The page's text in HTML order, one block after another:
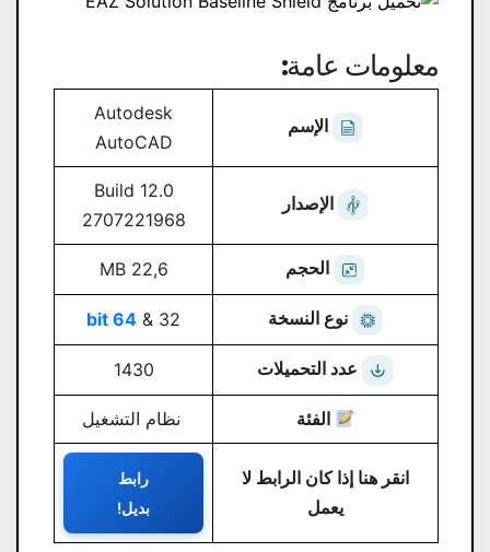
معلومات عامة:
الإسم
Autodesk
AutoCAD
الإصدار
12.0 Build
2707221968
الحجم 22,6 MB
نوع النسخة 32 &
64 bit
عدد التحميلات 1430
الفئة نظام التشغيل
انقر هنا إذا كان الرابط لا
يعمل
رابط
بديل!